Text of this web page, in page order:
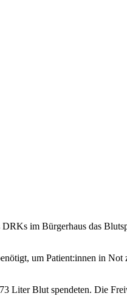
im Bürgerhaus das
um Patient:innen in
Liter Blut spendeten. Die